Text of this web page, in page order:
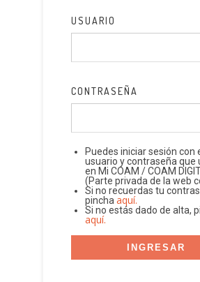
USUARIO
CONTRASEÑA
Puedes iniciar sesión con
usuario y contraseña que
en Mi COAM / COAM
(Parte privada de la web
Si no recuerdas tu
pincha aquí.
Si no estás dado de alta,
aquí.